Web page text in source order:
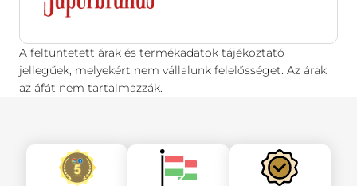
A feltüntetett árak és termékadatok tájékoztató
jellegűek, melyekért nem vállalunk felelősséget. Az árak
az áfát nem tartalmazzák.